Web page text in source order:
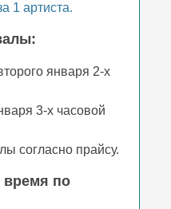
1 артиста.
января 2-х
3-х часовой
согласно прайсу.
время по